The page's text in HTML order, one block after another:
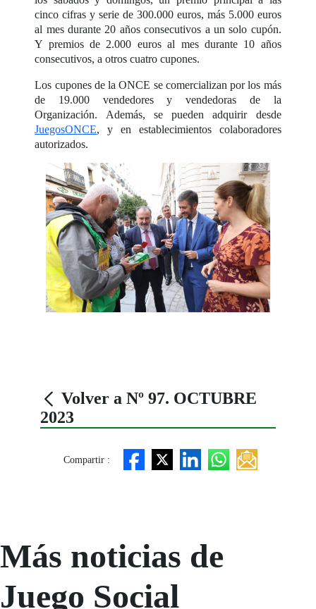
cinco cifras y serie de 300.000 euros, más 5.000 euros
al mes durante 20 años consecutivos a un solo cupón.
Y premios de 2.000 euros al mes durante 10 años
consecutivos, a otros cuatro cupones.
Los cupones de la ONCE se comercializan por los más
de 19.000 vendedores y vendedoras de la
Organización. Además, se pueden adquirir desde
JuegosONCE, y en establecimientos colaboradores
autorizados.
Volver a Nº 97. OCTUBRE
2023
Compartir :
Más noticias de
Juego Social